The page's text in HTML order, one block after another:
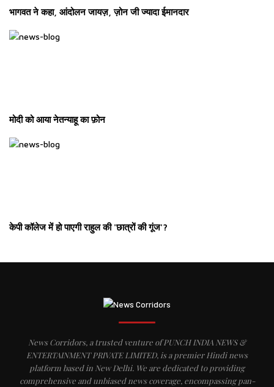
भागवत ने कहा, आंदोलन जायज़, ज़ोन जी ज्यादा ईमानदार
मोदी को आया नेतन्याहू का फ़ोन
केपी कॉलेज में हो पाएगी राहुल की 'छात्रों की गूंज'?
News Corridors, a trusted venture of PUNCH INDIA NEWS &
ENTERTAINMENT PRIVATE LIMITED, is a premier Hindi news
platform based in New Delhi. We are dedicated to providing
comprehensive and unbiased news coverage, encompassing pan-